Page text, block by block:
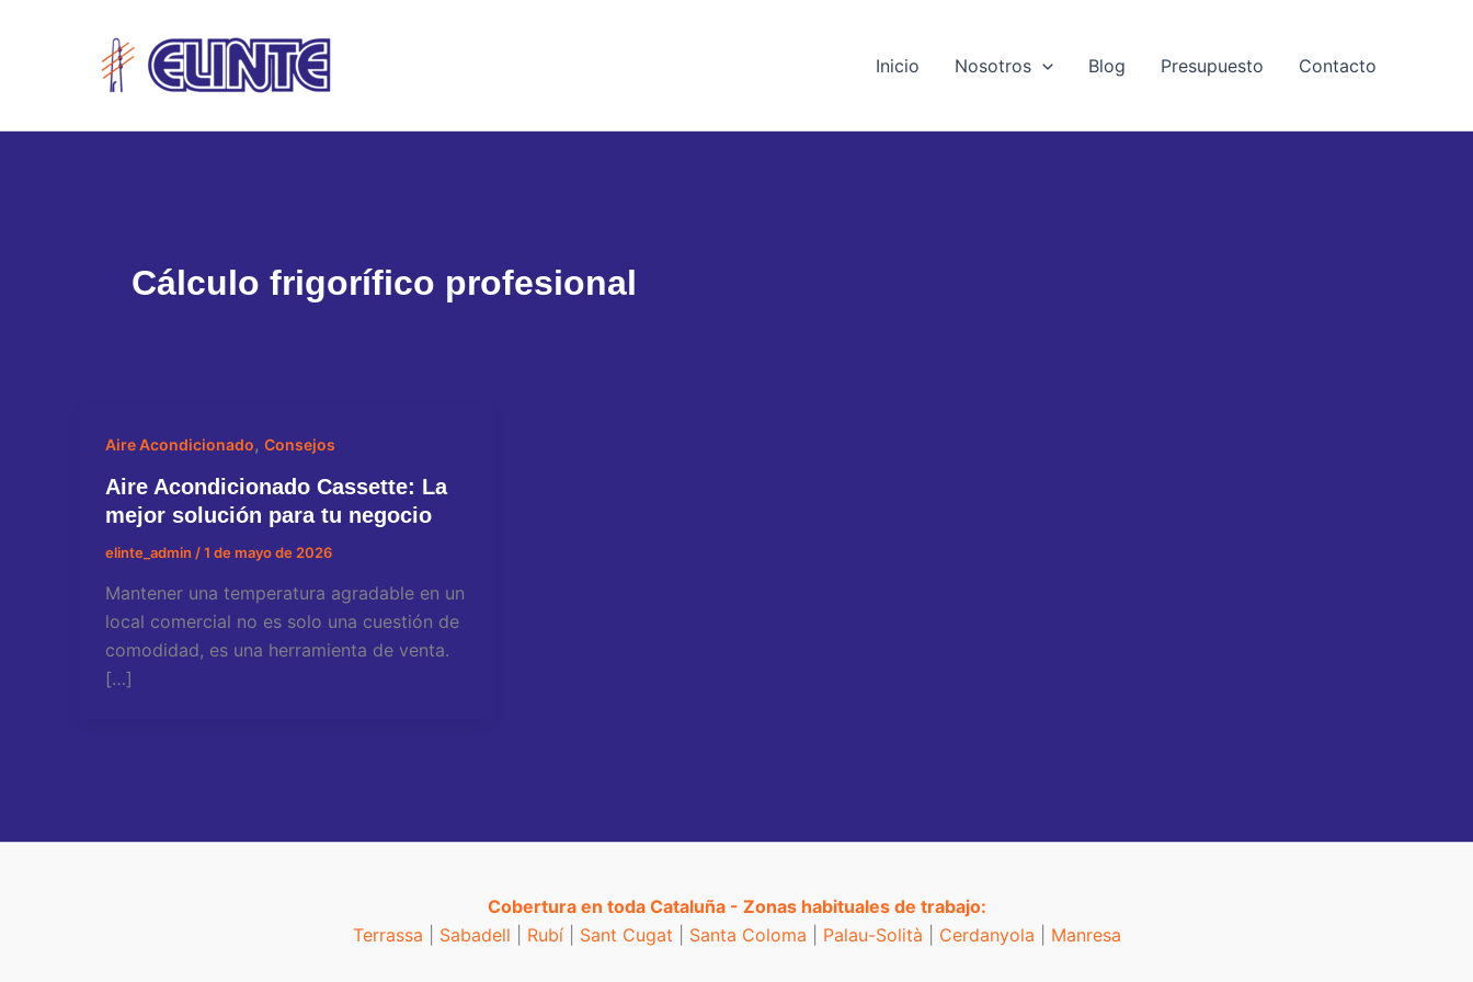
Inicio Nosotros Blog Presupuesto Contacto
Cálculo frigorífico profesional
Aire Acondicionado, Consejos
Aire Acondicionado Cassette: La
mejor solución para tu negocio
elinte_admin /1 de mayo de 2026
Mantener una temperatura agradable en un
local comercial no es solo una cuestión de
comodidad, es una herramienta de venta.
[…]
Cobertura en toda Cataluña - Zonas habituales de trabajo:
Terrassa
Sabadell Rubí| Sant Cugat Santa Coloma Palau-Solità Cerdanyola Manresa